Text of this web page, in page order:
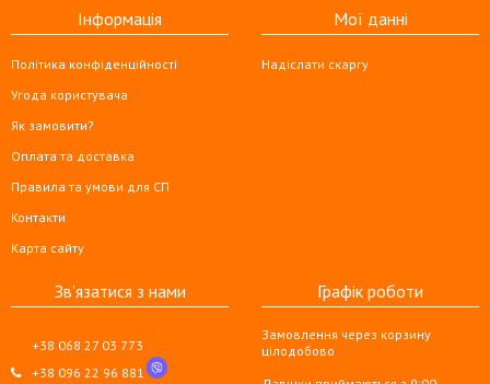
Інформація
Політика конфіденційності
Угода користувача
Як замовити?
Оплата та доставка
Правила та умови для СП
Контакти
Карта сайту
Мої данні
Надіслати скаргу
Зв'язатися з нами
+38 068 27 03 773
+38 096 22 96 881
Графік роботи
Замовлення через корзину
цілодобово